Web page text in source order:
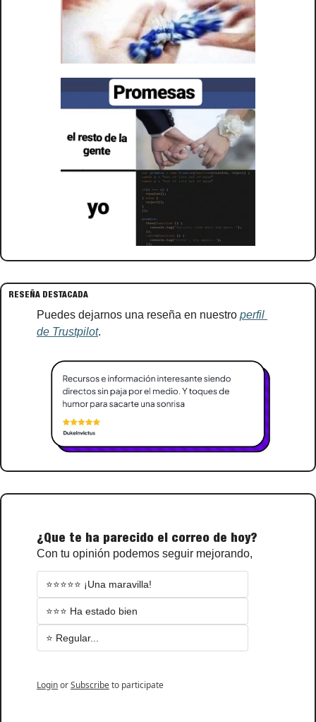
RESEÑA DESTACADA
Puedes dejarnos una reseña en nuestro perfil
de Trustpilot.
¿Que te ha parecido el correo de hoy?
Con tu opinión podemos seguir mejorando,
⭐⭐⭐⭐⭐ ¡Una maravilla!
⭐⭐⭐ Ha estado bien
⭐ Regular...
LoginorSubscribeto participate